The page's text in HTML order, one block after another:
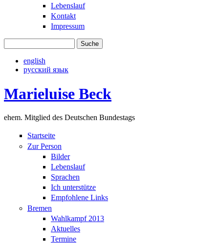
Lebenslauf
Kontakt
Impressum
english
русский язык
Marieluise Beck
ehem. Mitglied des Deutschen Bundestags
Startseite
Zur Person
Bilder
Lebenslauf
Sprachen
Ich unterstütze
Empfohlene Links
Bremen
Wahlkampf 2013
Aktuelles
Termine